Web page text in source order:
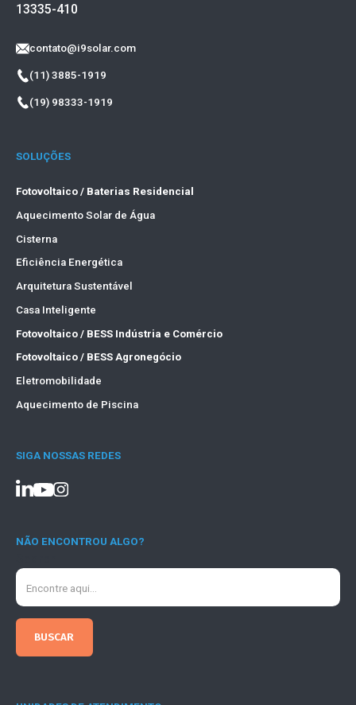
13335-410
contato@i9solar.com
(11) 3885-1919
(19) 98333-1919
SOLUÇÕES
Fotovoltaico / Baterias Residencial
Aquecimento Solar de Água
Cisterna
Eficiência Energética
Arquitetura Sustentável
Casa Inteligente
Fotovoltaico / BESS Indústria e Comércio
Fotovoltaico / BESS Agronegócio
Eletromobilidade
Aquecimento de Piscina
SIGA NOSSAS REDES
NÃO ENCONTROU ALGO?